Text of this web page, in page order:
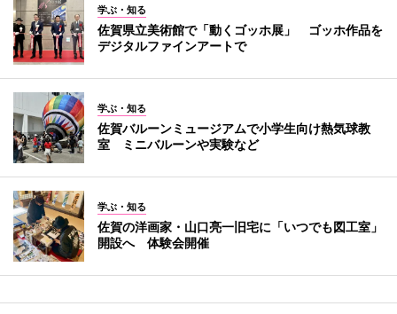
学ぶ・知る
佐賀県立美術館で「動くゴッホ展」 ゴッホ作品を
デジタルファインアートで
学ぶ・知る
佐賀バルーンミュージアムで小学生向け熱気球教
室 ミニバルーンや実験など
学ぶ・知る
佐賀の洋画家・山口亮一旧宅に「いつでも図工室」
開設へ 体験会開催